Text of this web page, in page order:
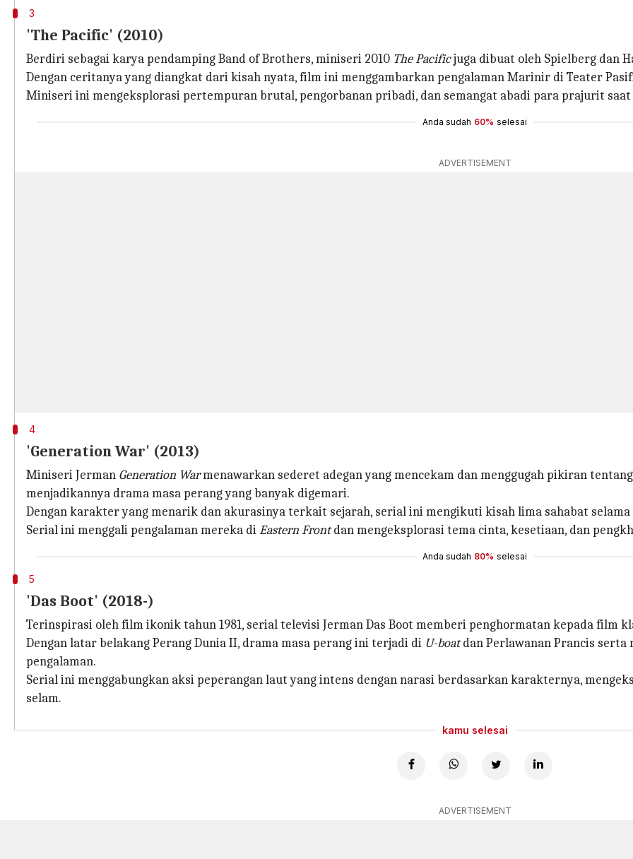
3
'The Pacific' (2010)
Berdiri sebagai karya pendamping Band of Brothers, miniseri 2010 The Pacificjuga dibuat oleh Spielberg dan
Dengan ceritanya yang diangkat dari kisah nyata, film ini menggambarkan pengalaman Marinir di Teater
Miniseri ini mengeksplorasi pertempuran brutal, pengorbanan pribadi, dan semangat abadi para prajurit
Anda sudah 60% selesai
ADVERTISEMENT
4
'Generation War' (2013)
Miniseri Jerman Generation Warmenawarkan sederet adegan yang mencekam dan menggugah pikiran
menjadikannya drama masa perang yang banyak digemari.
Dengan karakter yang menarik dan akurasinya terkait sejarah, serial ini mengikuti kisah lima sahabat selama
Serial ini menggali pengalaman mereka diEastern Frontdan mengeksplorasi tema cinta, kesetiaan, dan
Anda sudah 80% selesai
5
'Das Boot' (2018-)
Terinspirasi oleh film ikonik tahun 1981, serial televisi Jerman Das Boot memberi penghormatan kepada film
Dengan latar belakang Perang Dunia II, drama masa perang ini terjadi di U-boatdan Perlawanan Prancis
pengalaman.
Serial ini menggabungkan aksi peperangan laut yang intens dengan narasi berdasarkan karakternya,
selam.
kamu selesai
ADVERTISEMENT